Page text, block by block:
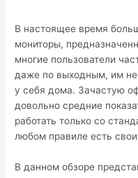
В настоящее время
мониторы,
многие пользователи
даже по выходным, им
у себя дома. Зачастую
довольно средние
работать только со
любом правиле есть
В данном обзоре